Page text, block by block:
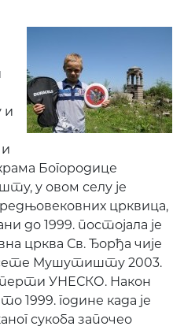
и
Богородице
у овом селу је
црквица,
до 1999. постојала је
црква Св. Ђорђа чије
Мушутишту 2003.
УНЕСКО. Након
1999. године када је
сукоба започео